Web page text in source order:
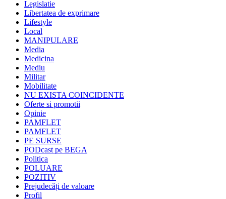
Legislatie
Libertatea de exprimare
Lifestyle
Local
MANIPULARE
Media
Medicina
Mediu
Militar
Mobilitate
NU EXISTA COINCIDENTE
Oferte si promotii
Opinie
PAMFLET
PAMFLET
PE SURSE
PODcast pe BEGA
Politica
POLUARE
POZITIV
Prejudecăți de valoare
Profil